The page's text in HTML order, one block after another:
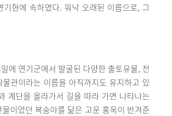
현에 속하였다. 워낙 오래된 이름으로, 그
에 연기군에서 발굴된 다양한 출토유물, 전
관이라는 이름을 아직까지도 유지하고 있
계단을 올라가서 길을 따라 가면 나타나는
이었던 복숭아를 닮은 고운 홍옥이 반겨준